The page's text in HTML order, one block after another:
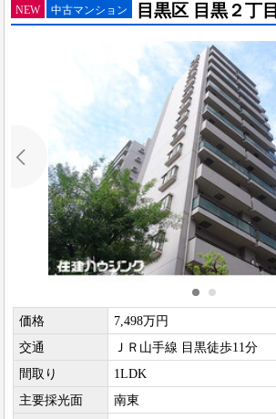
NEW 中古マンション 目黒区 目黒２丁目
価格
7,498万円
交通
ＪＲ山手線 目黒徒歩11分
間取り
1LDK
主要採光面
南東